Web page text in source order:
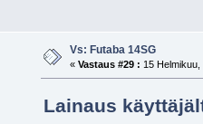
Vs: Futaba 14SG
« Vastaus #29 : 15
Lainaus